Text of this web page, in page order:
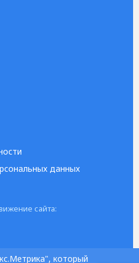
данных
сайта:
который